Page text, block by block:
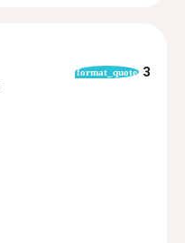
format_quote 3